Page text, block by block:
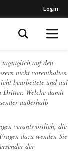
Login
auf den
nicht vorenthalten
bearbeitete und auf
Dritter. Welche damit
außerhalb
verantwortlich, die
dazu wenden Sie
der